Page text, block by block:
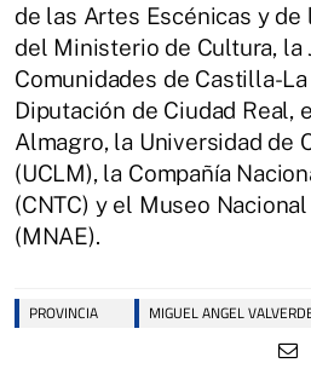
de las Artes Escénicas y de
del Ministerio de Cultura, la
Comunidades de Castilla-
Diputación de Ciudad Real,
Almagro, la Universidad de
(UCLM), la Compañía
(CNTC) y el Museo
(MNAE).
PROVINCIA MIGUEL ANGEL